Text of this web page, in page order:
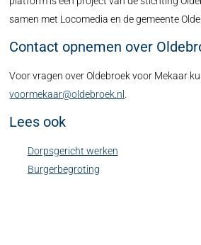
samen met Locomedia en de gemeente
Contact opnemen over
Voor vragen over Oldebroek voor Mekaar
voormekaar@oldebroek.nl
Lees ook
Dorpsgericht werken
Burgerbegroting